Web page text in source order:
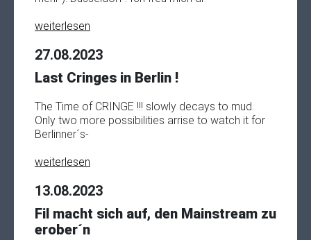
weiterlesen
27.08.2023
Last Cringes in Berlin !
The Time of CRINGE !!! slowly decays to mud.
Only two more possibilities arrise to watch it for
Berlinner´s-
weiterlesen
13.08.2023
Fil macht sich auf, den Mainstream zu
erober´n